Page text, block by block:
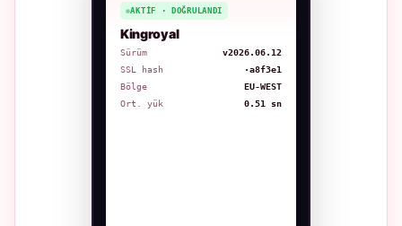
AKTIF · DOĞRULANDI
Kingroyal
Sürüm
v2026.06.12
SSL hash
·a8f3e1
Bölge
EU-WEST
Ort. yük
0.51 sn